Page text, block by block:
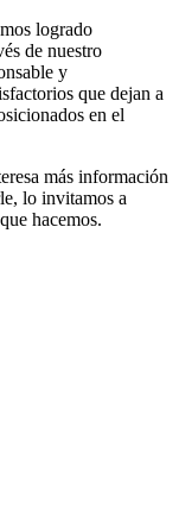
logrado
de nuestro
y
que dejan a
en el
más información
lo invitamos a
hacemos.